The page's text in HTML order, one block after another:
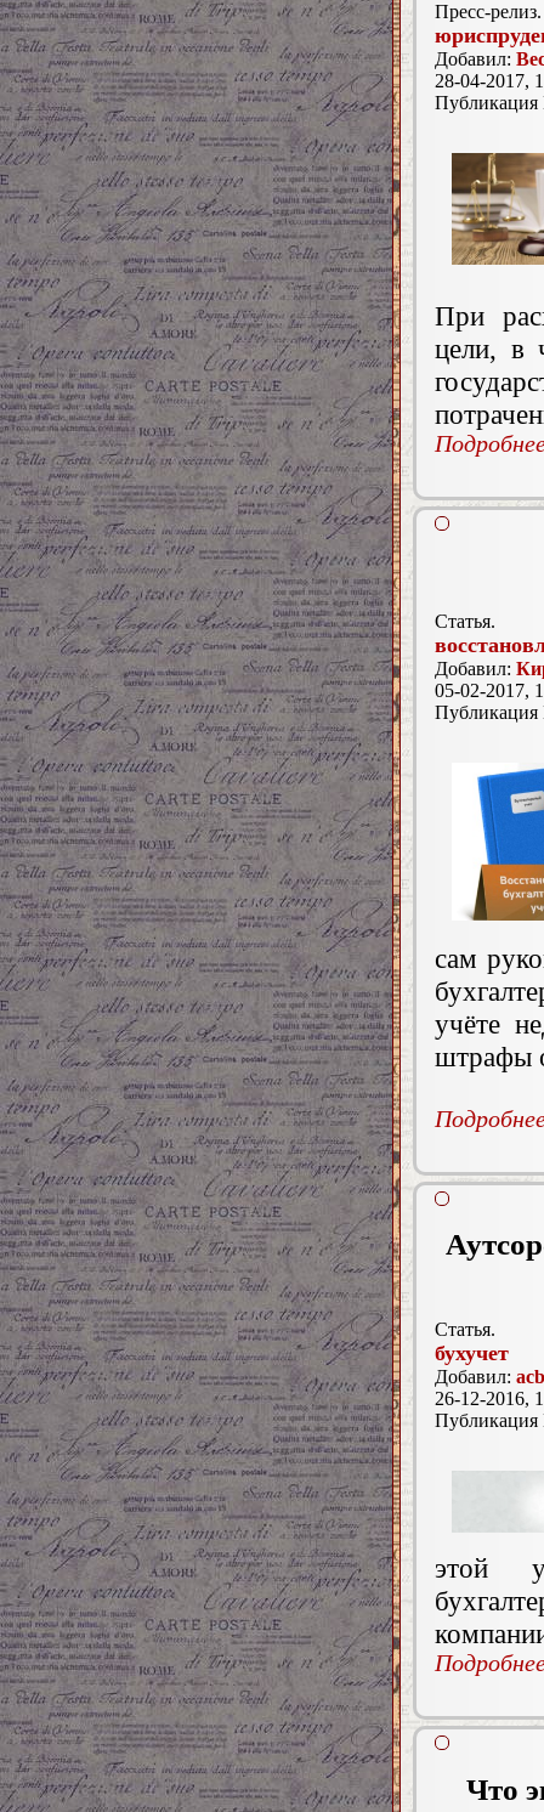
Пресс-релиз.
Добавил:
28-04-2017,
При
цели, в
Статья.
Добавил:
05-02-2017,
сам
учёте
штрафы
Статья.
бухучет
Добавил:
26-12-2016,
этой
Что